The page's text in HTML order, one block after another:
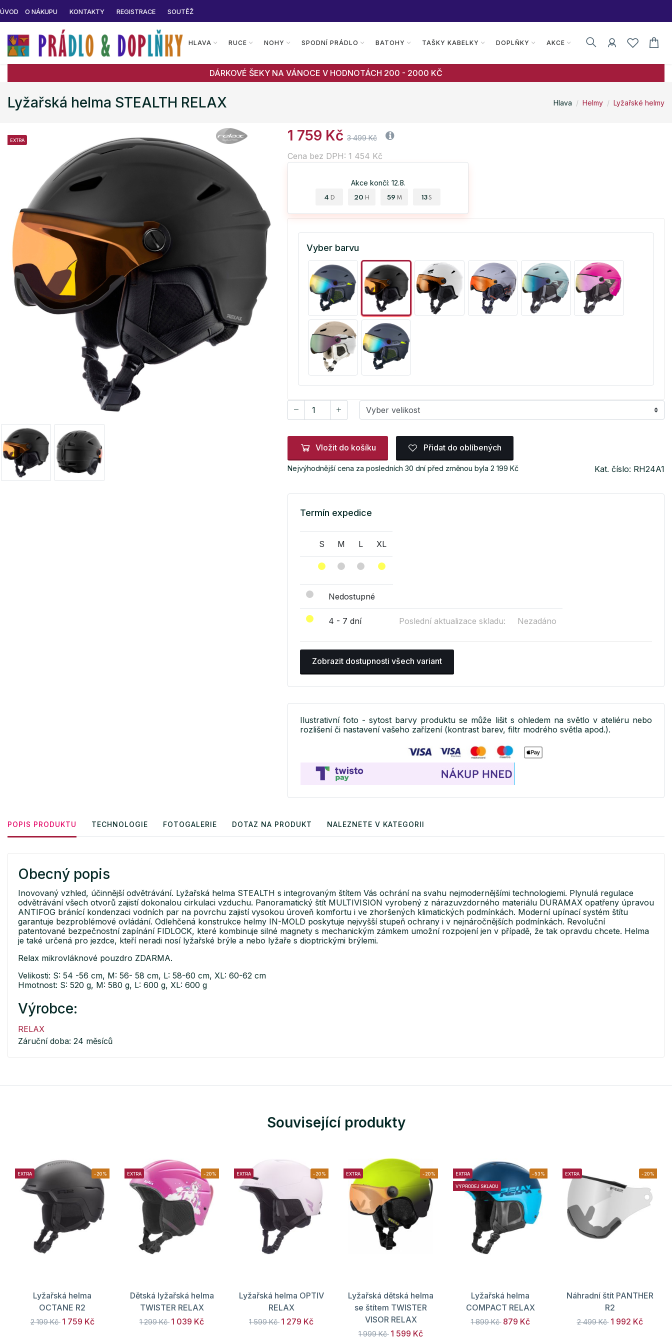
ÚVOD O NÁKUPU KONTAKTY REGISTRACE SOUTĚŽ
HLAVA RUCE NOHY SPODNÍ PRÁDLO BATOHY TAŠKY KABELKY DOPLŇKY AKCE
DÁRKOVÉ ŠEKY NA VÁNOCE V HODNOTÁCH 200 - 2000 KČ
Lyžařská helma STEALTH RELAX Hlava Helmy Lyžařské helmy
EXTRA 1 759 Kč 3 499 Kč
Cena bez DPH: 1 454 Kč
Akce končí: 12.8.
4 D 20 H 59 M 12 S
Vyber barvu
Vložit do košíku Přidat do oblíbených
Nejvýhodnější cena za posledních 30 dní před změnou byla 2 199 Kč Kat. číslo: RH24A1
Termín expedice
S M L XL
Nedostupné
4 - 7 dní Poslední aktualizace skladu: Nezadáno
Zobrazit dostupnosti všech variant
Ilustrativní foto - sytost barvy produktu se může lišit s ohledem na světlo v ateliéru nebo
rozlišení či nastavení vašeho zařízení (kontrast barev, filtr modrého světla apod.).
POPIS PRODUKTU TECHNOLOGIE FOTOGALERIE DOTAZ NA PRODUKT NALEZNETE V KATEGORII
Obecný popis
Inovovaný vzhled, účinnější odvětrávání. Lyžařská helma STEALTH s integrovaným štítem Vás ochrání na svahu nejmodernějšími technologiemi. Plynulá regulace
odvětrávání všech otvorů zajistí dokonalou cirkulaci vzduchu. Panoramatický štít MULTIVISION vyrobený z nárazuvzdorného materiálu DURAMAX opatřeny úpravou
ANTIFOG bránící kondenzaci vodních par na povrchu zajistí vysokou úroveň komfortu i ve zhoršených klimatických podmínkách. Moderní upínací systém štítu
garantuje bezproblémové ovládání. Odlehčená konstrukce helmy IN-MOLD poskytuje nejvyšší stupeň ochrany i v nejnáročnějších podmínkách. Revoluční
patentované bezpečnostní zapínání FIDLOCK, které kombinuje silné magnety s mechanickým zámkem umožní rozpojení jen v případě, že tak opravdu chcete. Helma
je také určená pro jezdce, kteří neradi nosí lyžařské brýle a nebo lyžaře s dioptrickými brýlemi.
Relax mikrovláknové pouzdro ZDARMA.
Velikosti: S: 54 -56 cm, M: 56- 58 cm, L: 58-60 cm, XL: 60-62 cm
Hmotnost: S: 520 g, M: 580 g, L: 600 g, XL: 600 g
Výrobce:
RELAX
Záruční doba: 24 měsíců
Související produkty
EXTRA -20%
Lyžařská helma
OCTANE R2
2 199 Kč 1 759 Kč
EXTRA -20%
Dětská lyžařská helma
TWISTER RELAX
1 299 Kč 1 039 Kč
EXTRA -20%
Lyžařská helma OPTIV
RELAX
1 599 Kč 1 279 Kč
EXTRA -20%
Lyžařská dětská helma
se štítem TWISTER
VISOR RELAX
1 999 Kč 1 599 Kč
EXTRA
VÝPRODEJ SKLADU
-53%
Lyžařská helma
COMPACT RELAX
1 899 Kč 879 Kč
EXTRA -20%
Náhradní štít PANTHER
R2
2 499 Kč 1 992 Kč